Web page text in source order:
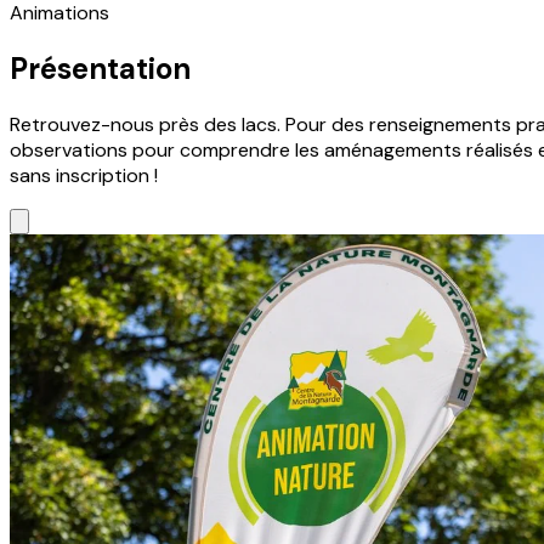
Animations
Présentation
Retrouvez-nous près des lacs. Pour des renseignements
observations pour comprendre les aménagements
sans inscription !